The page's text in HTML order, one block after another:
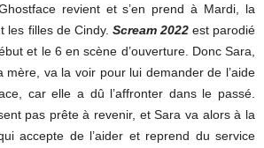
revient et s’en prend à Mardi, la
filles de Cindy. Scream 2022est parodié
et le 6 en scène d’ouverture. Donc Sara,
mère, va la voir pour lui demander de l’aide
car elle a dû l’affronter dans le passé.
pas prête à revenir, et Sara va alors à la
accepte de l’aider et reprend du service